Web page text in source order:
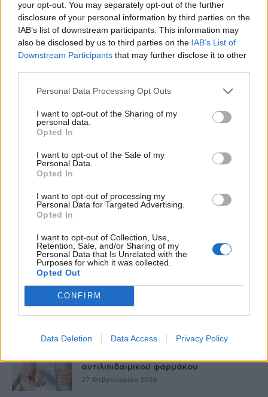
your opt-out. You may separately opt-out of the further
disclosure of your personal information by third parties on the
IAB’s list of downstream participants. This information may
also be disclosed by us to third parties on the IAB’s List of
Downstream Participants that may further disclose it to other
Personal Data Processing Opt Outs
I want to opt-out of the Sharing of my
personal data.
Opted In
I want to opt-out of the Sale of my
Personal Data.
Opted In
I want to opt-out of processing my
Personal Data for Targeted Advertising.
Opted In
I want to opt-out of Collection, Use,
Retention, Sale, and/or Sharing of my
Personal Data that Is Unrelated with the
Purposes for which it was collected.
Opted Out
CONFIRM
Data Deletion Data Access Privacy Policy
Δείτε Ακόμη
συνεργασία δημοσίου και ιδιωτικού
τομέα
Παράρτημα του Παίδων “Αγία Σοφία”
στο Ίλιον – Τι ανακοινώθηκε από...
27 Φεβρουαρίου 2026
Δύο χρόνια λειτουργίας της Κλινικής
Μεταμόσχευσης Ήπατος στο «Λαϊκό»
αντιλιπιδαιμικού φαρμάκου
27 Φεβρουαρίου 2026